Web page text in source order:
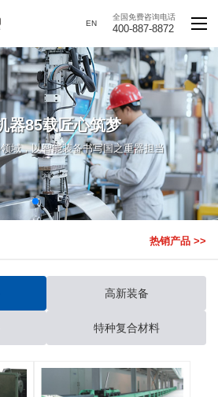
EN
全国免费咨询电话
400-887-8872
热销产品 >>
高新装备
特种复合材料